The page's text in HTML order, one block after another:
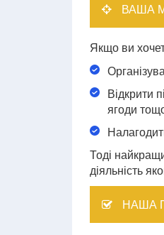
ВАША
Якщо ви
Відкрити
ягоди
Тоді
діяльність
НАША